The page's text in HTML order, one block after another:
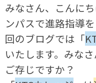
みなさん、こんにち
ンパスで進路指導
回のブログでは「
いたします。みな
ご存じですか？